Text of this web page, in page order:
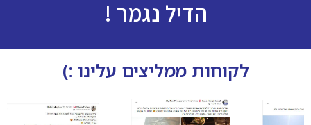
הדיל נגמר !
לקוחות ממליצים עלינו :)